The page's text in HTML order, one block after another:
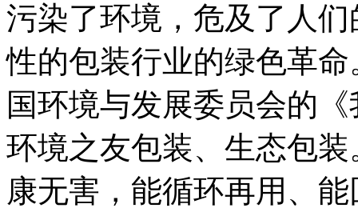
污染了环境，危及了人
性的包装行业的绿色革
国环境与发展委员会的
环境之友包装、生态包
康无害，能循环再用、